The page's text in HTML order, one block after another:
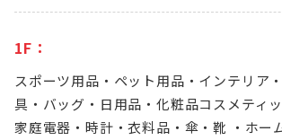
1F：
スポーツ用品・ペット用品・インテリア
具・バッグ・日用品・化粧品コスメティ
家庭電器・時計・衣料品・傘・靴 ・ホー